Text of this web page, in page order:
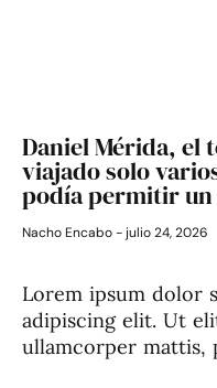
Daniel Mérida, el
viajado solo
podía permitir
Nacho Encabo julio 24, 2026
Lorem ipsum dolor
adipiscing elit. Ut
ullamcorper mattis,